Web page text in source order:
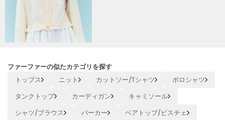
ニューバランス
NOWNS
null.
ファーファーの似たカテゴリを探す
トップス ニット カットソー/Tシャツ
ポロシャツ
タンクトップ
カーディガン
キャミソール
シャツ/ブラウス
パーカー
ベアトップ/ビスチェ